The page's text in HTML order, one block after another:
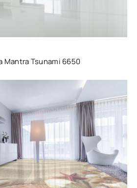
Mantra Tsunami 6650